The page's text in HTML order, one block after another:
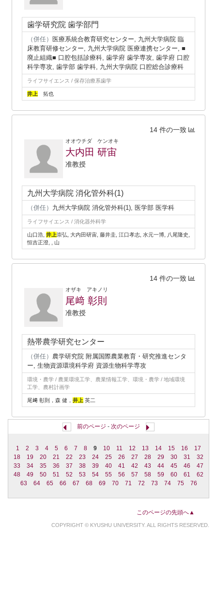
歯学研究院 歯学部門
（併任） 医療系統合教育研究センター, 九州大学病院 臨
床教育研修センター, 九州大学病院 医療連携センター, ■
廃止組織■ 口腔包括診療科, 歯学府 歯学専攻, 歯学府 口腔
科学専攻, 歯学部 歯学科, 九州大学病院 口腔総合診療科
ライフサイエンス / 保存治療系歯学
井上 拓也
14 件の一致
オオウチダ ケンオキ
大内田 研宙
准教授
九州大学病院 消化管外科(1)
（併任） 九州大学病院 消化管外科(1), 医学部 医学科
ライフサイエンス / 消化器外科学
山口浩, 井上崇弘, 大内田研宙, 藤井圭, 江口孝志, 水元一博, 八尾隆史,
恒吉正澄, , 山
14 件の一致
オザキ アキノリ
尾﨑 彰則
准教授
熱帯農学研究センター
（併任） 農学研究院 附属国際農業教育・研究推進センタ
ー, 生物資源環境科学府 資源生物科学専攻
環境・農学 / 農業環境工学、農業情報工学、環境・農学 / 地域環境
工学、農村計画学
尾﨑 彰則，森 健， 井上 英二
前のページ - 次のページ
1 2 3 4 5 6 7 8 9 10 11 12 13 14 15 16
17
18
19 20 21 22 23 24 25 26 27 28 29 30 31
32
33
34 35 36 37 38 39 40 41 42 43 44 45 46
47
48
49 50 51 52 53 54 55 56 57 58 59 60 61
62
63
64 65 66 67 68 69 70 71 72 73 74 75 76
このページの先頭へ▲
COPYRIGHT © KYUSHU UNIVERSITY. ALL RIGHTS RESERVED.